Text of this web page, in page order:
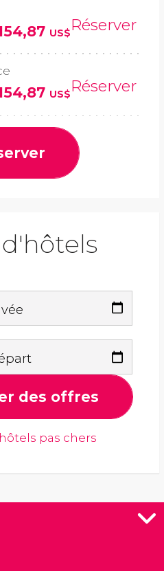
US$Réserver
US$Réserver
des offres
pas chers